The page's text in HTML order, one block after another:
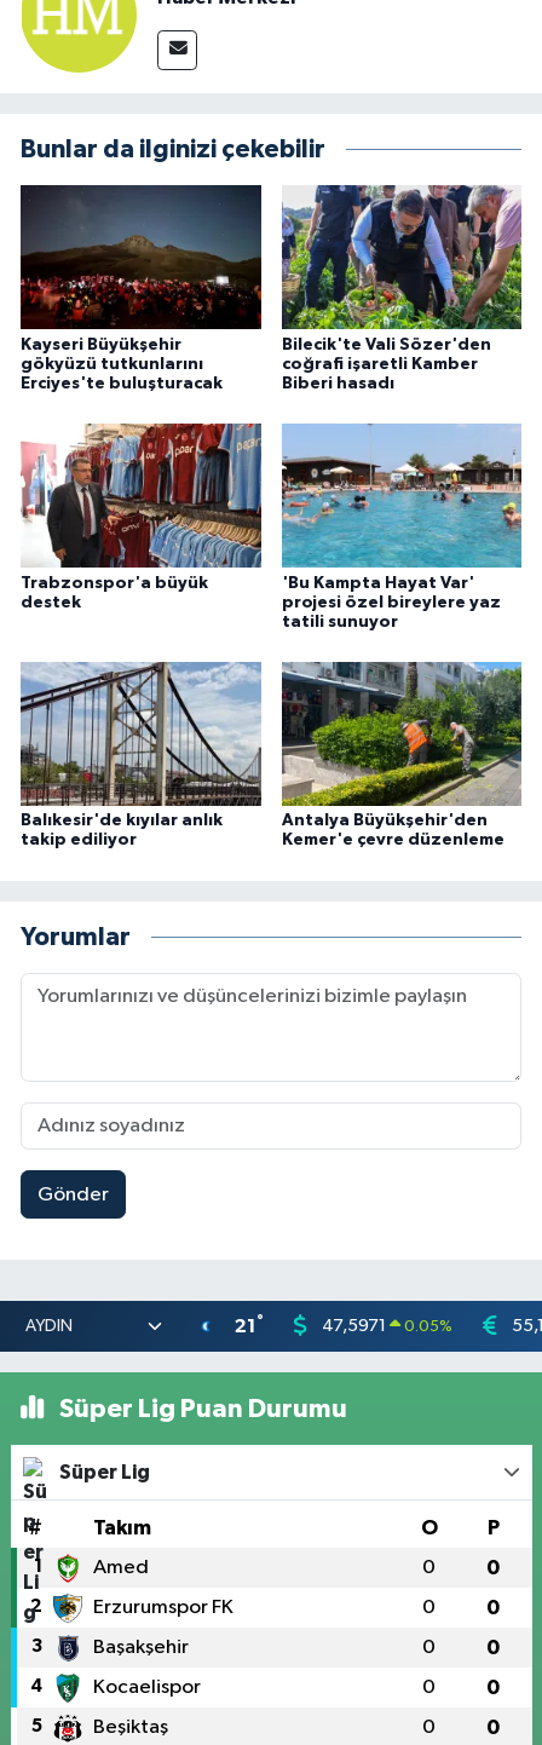
Bunlar da ilginizi çekebilir
Kayseri Büyükşehir
gökyüzü tutkunlarını
Erciyes'te buluşturacak
Bilecik'te Vali Sözer'den
coğrafi işaretli Kamber
Biberi hasadı
Trabzonspor'a büyük
destek
'Bu Kampta Hayat Var'
projesi özel bireylere yaz
tatili sunuyor
Balıkesir'de kıyılar anlık
takip ediliyor
Antalya Büyükşehir'den
Kemer'e çevre düzenleme
Yorumlar
Gönder
21 ° 47,5971 0.05%
Süper Lig Puan Durumu
Süper Lig
# Takım O P
1 Amed 0 0
2 Erzurumspor FK 0 0
3 Başakşehir 0 0
4 Kocaelispor 0 0
5 Beşiktaş 0 0